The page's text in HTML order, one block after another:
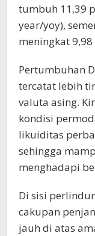
tumbuh 11,39
year/yoy),
meningkat 9,98
Pertumbuhan
tercatat lebih
valuta asing.
kondisi
likuiditas
sehingga
menghadapi
Di sisi
cakupan
jauh di atas